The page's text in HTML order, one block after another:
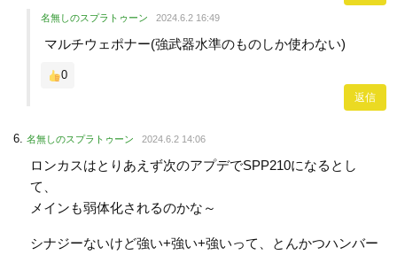
名無しのスプラトゥーン 2024.6.2 16:49
マルチウェポナー(強武器水準のものしか使わない)
0
返信
名無しのスプラトゥーン 2024.6.2 14:06
ロンカスはとりあえず次のアプデでSPP210になるとし
て、
メインも弱体化されるのかな～
シナジーないけど強い+強い+強いって、とんかつハンバー